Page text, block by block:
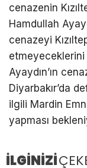
cenazenin
Hamdullah
cenazeyi
etmeyeceklerini
Ayaydın’ın
Diyarbakır’da
ilgili Mardin
yapması
İLGİNİZİ